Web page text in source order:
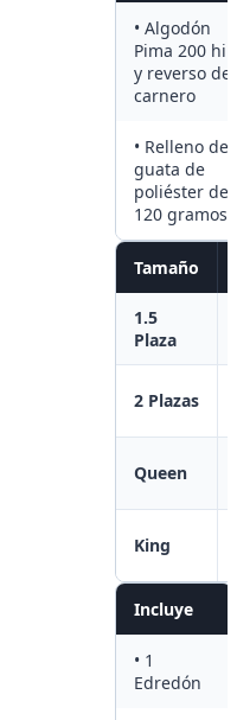
• Algodón
Pima 200
y reverso de
carnero
• Relleno de
guata de
poliéster de
120 gramos
Tamaño
1.5
Plaza
2 Plazas
Queen
King
Incluye
• 1
Edredón